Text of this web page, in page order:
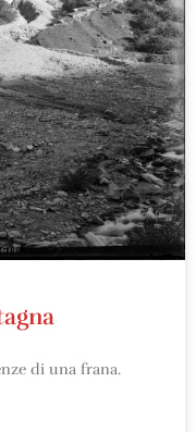
di una frana.